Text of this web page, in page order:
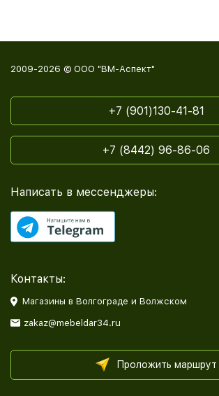
2009-2026 © ООО "ВМ-Аспект"
+7 (901)130-41-81
+7 (8442) 96-86-06
Написать в мессенджеры:
Контакты:
Магазины в Волгограде и Волжском
zakaz@mebeldar34.ru
Проложить маршрут